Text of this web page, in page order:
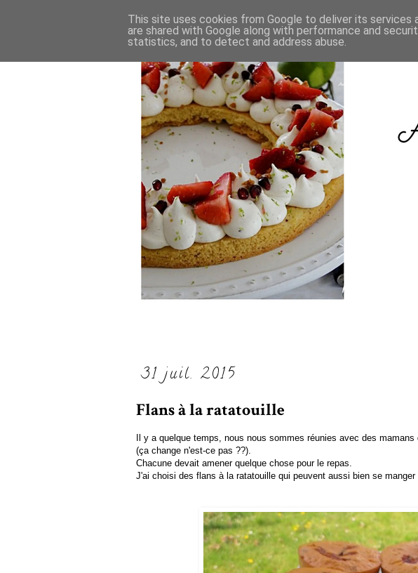
31 juil. 2015
Flans à la ratatouille
Il y a quelque temps, nous nous sommes réunies avec des
(ça change n'est-ce pas ??).
Chacune devait amener quelque chose pour le repas.
J'ai choisi des flans à la ratatouille qui peuvent aussi bien se
This site uses cookies from Google to deliver its services
are shared with Google along with performance and
statistics, and to detect and address abuse.